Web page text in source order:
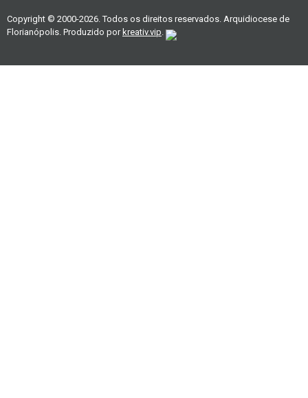
Copyright © 2000-2026. Todos os direitos reservados. Arquidiocese de
Florianópolis. Produzido por kreativ.vip.